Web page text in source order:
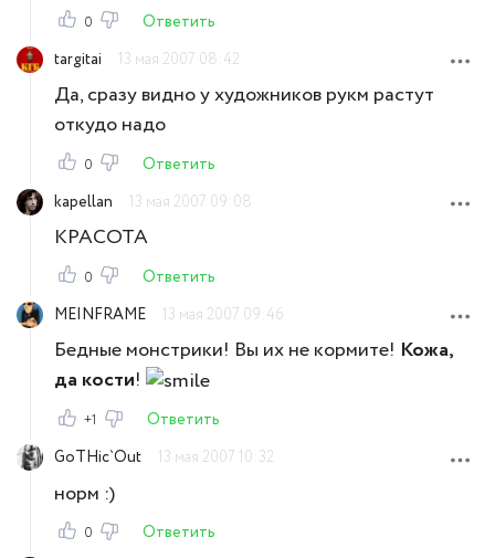
0
Ответить
targitai
13 мая 2007 08:42
Да, сразу видно у художников рукм растут
откудо надо
0
Ответить
kapellan
13 мая 2007 09:08
КРАСОТА
0
Ответить
MEINFRAME
13 мая 2007 09:46
Бедные монстрики! Вы их не кормите! Кожа,
да кости!
+1
Ответить
GoTHic`Out
13 мая 2007 10:32
норм :)
0
Ответить